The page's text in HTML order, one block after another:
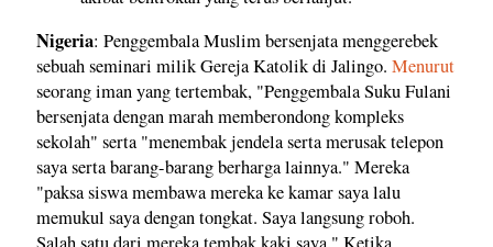
Nigeria: Penggembala Muslim bersenjata menggerebek
sebuah seminari milik Gereja Katolik di Jalingo. Menurut
seorang iman yang tertembak, "Penggembala Suku Fulani
bersenjata dengan marah memberondong kompleks
sekolah" serta "menembak jendela serta merusak telepon
saya serta barang-barang berharga lainnya." Mereka
"paksa siswa membawa mereka ke kamar saya lalu
memukul saya dengan tongkat. Saya langsung roboh.